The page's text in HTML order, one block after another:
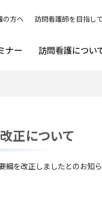
の方へ 訪問看護師を目指し
ナー 訪問看護につい
正について
を改正しましたとのお知ら